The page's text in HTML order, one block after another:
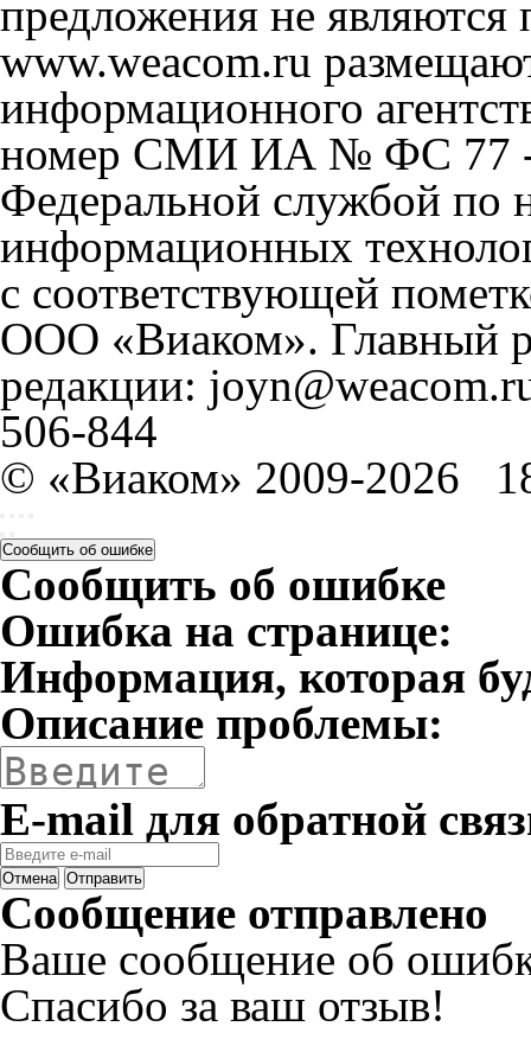
предложения не
www.weacom.ru
информационного
номер СМИ ИА № ФС 77 -
Федеральной службой по
информационных
с соответствующей
ООО «Виаком». Главный
редакции:
506-844
© «Виаком» 2009-2026
Сообщить об ошибке
Сообщить об ошибке
Ошибка на странице:
Информация, которая
Описание проблемы:
E-mail для обратной
Отмена Отправить
Сообщение отправлено
Ваше сообщение об
Спасибо за ваш отзыв!